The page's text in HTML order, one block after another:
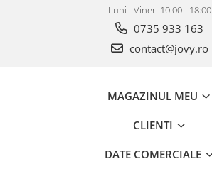
Luni - Vineri 10:00 - 18:00
0735 933 163
contact@jovy.ro
MAGAZINUL MEU
CLIENTI
DATE COMERCIALE